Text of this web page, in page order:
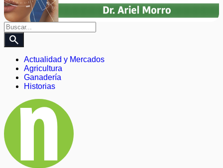
search
Actualidad y Mercados
Agricultura
Ganadería
Historias